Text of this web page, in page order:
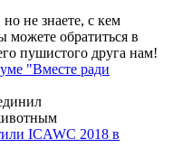
не знаете, с кем
можете обратиться в
пушистого друга нам!
"Вместе ради
ICAWC 2018 в